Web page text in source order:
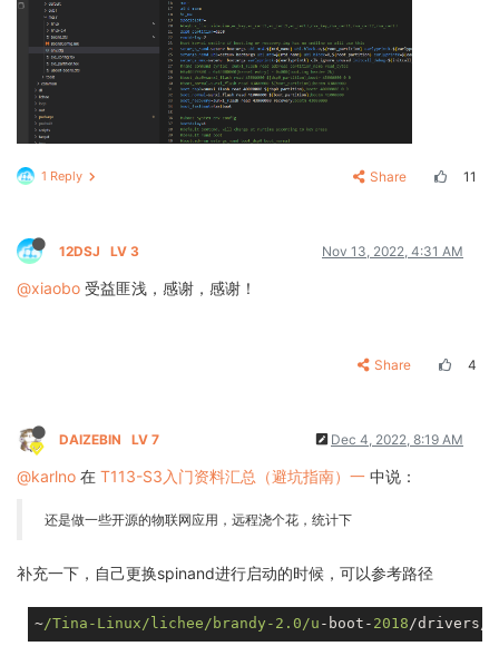
1 Reply Share 11
12DSJ LV 3 Nov 13, 2022, 4:31 AM
@xiaobo 受益匪浅，感谢，感谢！
Share 4
DAIZEBIN LV 7 Dec 4, 2022, 8:19 AM
@karlno 在 T113-S3入门资料汇总（避坑指南）一 中说：
还是做一些开源的物联网应用，远程浇个花，统计下
补充一下，自己更换spinand进行启动的时候，可以参考路径
~/Tina-Linux/lichee/brandy-2.0/u -boot- 2018